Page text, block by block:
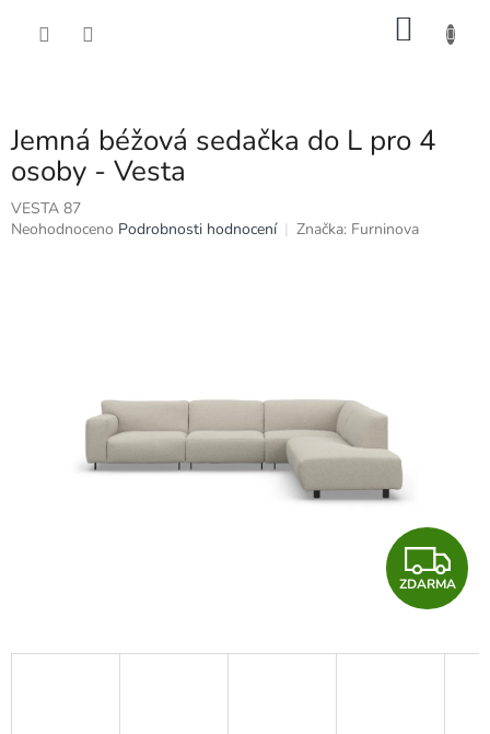
Jemná béžová sedačka do L pro 4
osoby - Vesta
VESTA 87
Průměrné
Neohodnoceno Podrobnosti hodnocení Značka: Furninova
Z
D
A
ZDARMA